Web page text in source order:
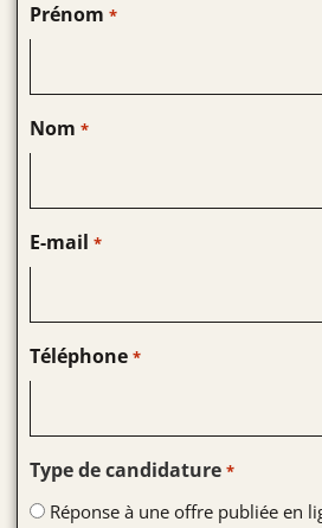
Prénom *
Nom *
E-mail *
Téléphone *
Type de candidature *
Réponse à une offre publiée en